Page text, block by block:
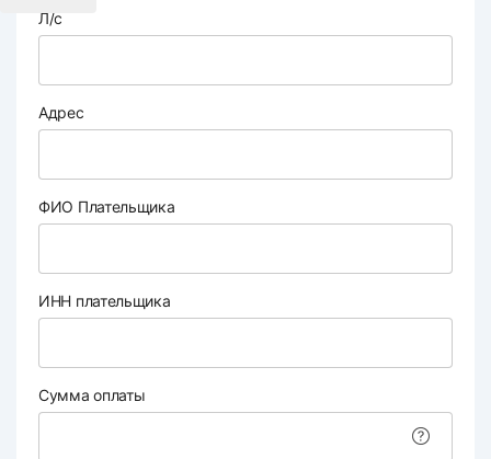
Л/с
Адрес
ФИО Плательщика
ИНН плательщика
Сумма оплаты